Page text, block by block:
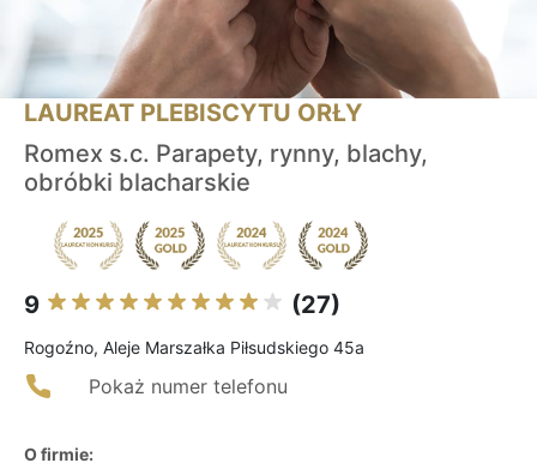
LAUREAT PLEBISCYTU ORŁY
Romex s.c. Parapety, rynny, blachy,
obróbki blacharskie
9 (27)
Rogoźno, Aleje Marszałka Piłsudskiego 45a
Pokaż numer telefonu
O firmie: